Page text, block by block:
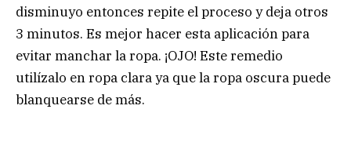
disminuyo entonces repite el proceso y deja otros
3 minutos. Es mejor hacer esta aplicación para
evitar manchar la ropa. ¡OJO! Este remedio
utilízalo en ropa clara ya que la ropa oscura puede
blanquearse de más.